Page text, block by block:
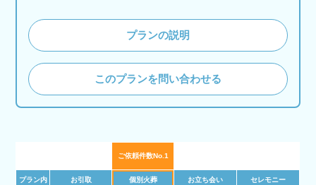
プランの説明
このプランを問い合わせる
ご依頼件数No.1
プラン内
お引取
個別火葬
お立ち会い
セレモニー